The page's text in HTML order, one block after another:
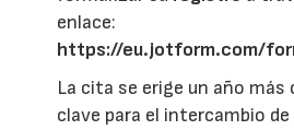
enlace:
https://eu.jotform.com/
La cita se erige un año más
clave para el intercambio